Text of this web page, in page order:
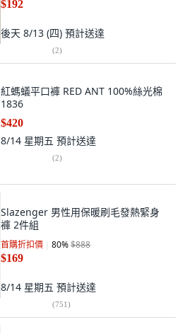
$192
後天 8/13 (四) 預計送達
(2)
紅螞蟻平口褲 RED ANT 100%絲光棉
1836
$420
8/14 星期五 預計送達
(2)
Slazenger 男性用保暖刷毛發熱緊身
褲 2件組
首購折扣價 80%$888
$169
8/14 星期五 預計送達
(751)